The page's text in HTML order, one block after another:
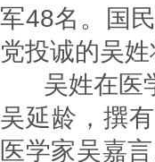
军48名。国
党投诚的
吴姓在医学
吴延龄，撰
医学家吴嘉